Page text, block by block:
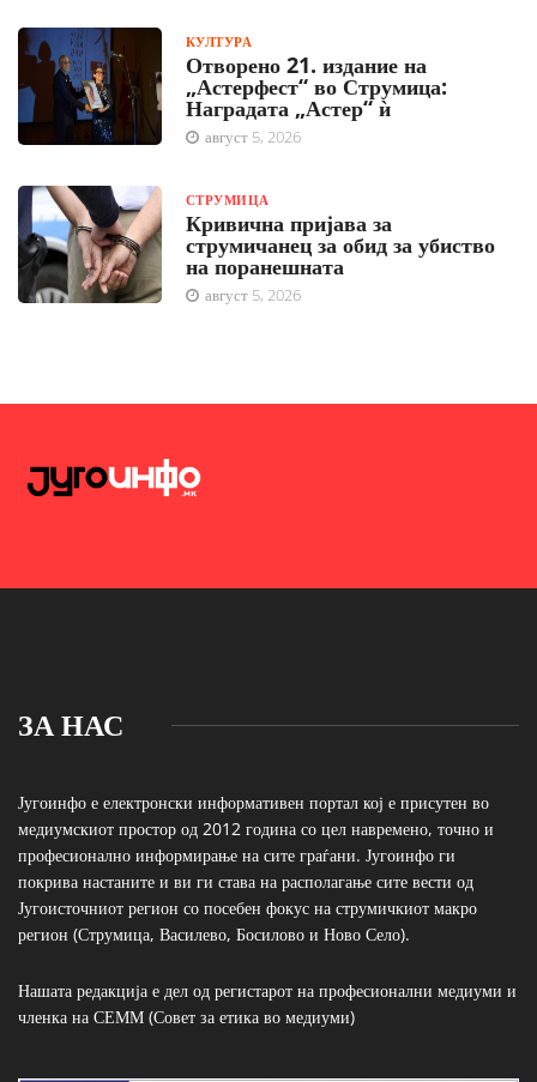
КУЛТУРА
Отворено 21. издание на
„Астерфест“ во Струмица:
Наградата „Астер“ ѝ
август 5, 2026
СТРУМИЦА
Кривична пријава за
струмичанец за обид за убиство
на поранешната
август 5, 2026
ЗА НАС
Југоинфо е електронски информативен портал кој е присутен во
медиумскиот простор од 2012 година со цел навремено, точно и
професионално информирање на сите граѓани. Југоинфо ги
покрива настаните и ви ги става на располагање сите вести од
Југоисточниот регион со посебен фокус на струмичкиот макро
регион (Струмица, Василево, Босилово и Ново Село).
Нашата редакција е дел од регистарот на професионални медиуми и
членка на СЕММ (Совет за етика во медиуми)